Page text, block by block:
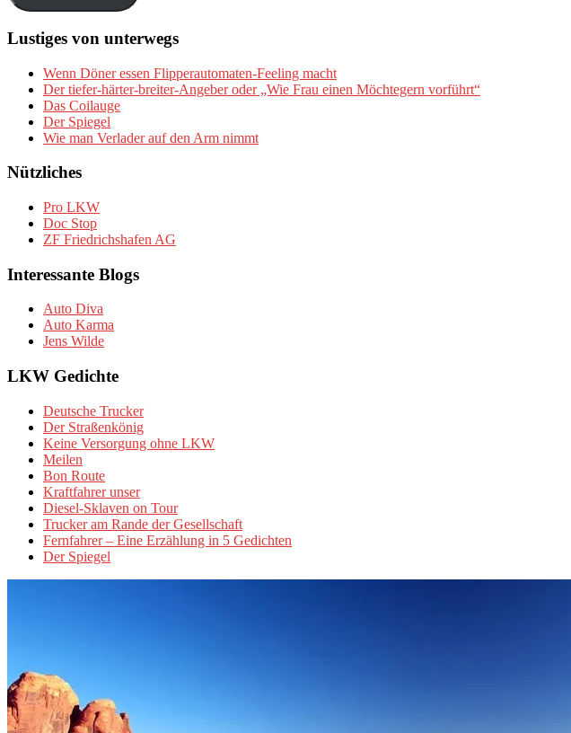
Lustiges von unterwegs
Wenn Döner essen Flipperautomaten-Feeling macht
Der tiefer-härter-breiter-Angeber oder „Wie Frau einen Möchtegern vorführt“
Das Coilauge
Der Spiegel
Wie man Verlader auf den Arm nimmt
Nützliches
Pro LKW
Doc Stop
ZF Friedrichshafen AG
Interessante Blogs
Auto Diva
Auto Karma
Jens Wilde
LKW Gedichte
Deutsche Trucker
Der Straßenkönig
Keine Versorgung ohne LKW
Meilen
Bon Route
Kraftfahrer unser
Diesel-Sklaven on Tour
Trucker am Rande der Gesellschaft
Fernfahrer – Eine Erzählung in 5 Gedichten
Der Spiegel